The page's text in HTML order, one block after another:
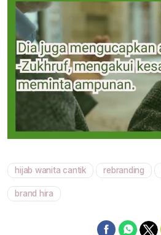
hijab wanita cantik rebranding
brand hira